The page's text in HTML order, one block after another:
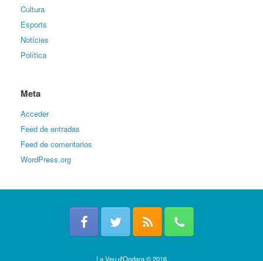
Cultura
Esports
Notícies
Política
Meta
Acceder
Feed de entradas
Feed de comentarios
WordPress.org
La Veu d'Ondara © 2016